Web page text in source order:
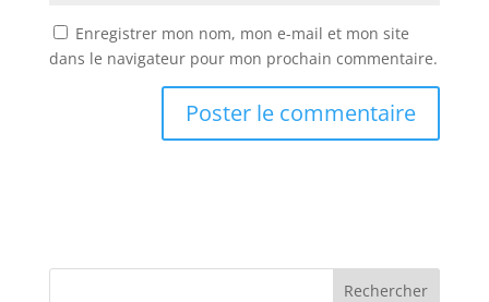
Enregistrer mon nom, mon e-mail et mon site
dans le navigateur pour mon prochain commentaire.
Rechercher